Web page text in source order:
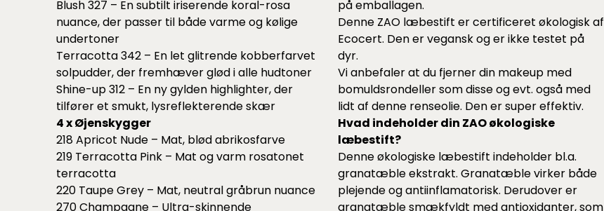
Blush 327 – En subtilt iriserende koral-rosa
nuance, der passer til både varme og kølige
undertoner
Terracotta 342 – En let glitrende kobberfarvet
solpudder, der fremhæver glød i alle hudtoner
Shine-up 312 – En ny gylden highlighter, der
tilfører et smukt, lysreflekterende skær
4 x Øjenskygger
218 Apricot Nude – Mat, blød abrikosfarve
219 Terracotta Pink – Mat og varm rosatonet
terracotta
220 Taupe Grey – Mat, neutral gråbrun nuance
270 Champagne – Ultra-skinnende
på emballagen.
Denne ZAO læbestift er certificeret økologisk af
Ecocert. Den er vegansk og er ikke testet på
dyr.
Vi anbefaler at du fjerner din makeup med
bomuldsrondeller somdisseog evt. også med
lidt afdenne renseolie. Den er super effektiv.
Hvad indeholder din ZAO økologiske
læbestift?
Denne økologiske læbestift indeholder bl.a.
granatæble ekstrakt. Granatæble virker både
plejende og antiinflamatorisk. Derudover er
granatæble smækfyldt med antioxidanter, som